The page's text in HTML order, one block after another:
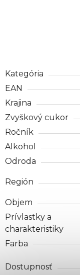
Kategória
EAN
Krajina
Zvyškový cukor
Ročník
Alkohol
Odroda
Región
Objem
Prívlastky a
charakteristiky
Farba
Dostupnosť